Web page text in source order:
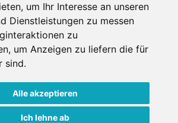
, um Ihr Interesse an unseren
Dienstleistungen zu messen
zu
, um Anzeigen zu liefern die für
sind.
Alle akzeptieren
Ich lehne ab
Datenschutz
Newsletter Mediadaten
2026 Schneemenschen GmbH